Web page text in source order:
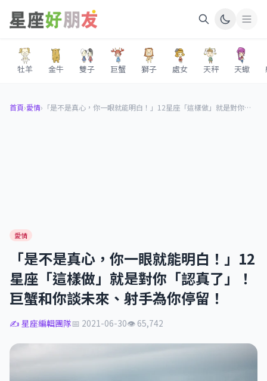
牡羊 金牛 雙子 巨蟹 獅子 處女 天秤 天蠍
首頁›愛情› 「是不是真心，你一眼就能明白！」12星座「這樣做」就是對你「認真了」！巨蟹和你談未來、射手為你停留！
愛情
「是不是真心，你一眼就能明白！」12
星座「這樣做」就是對你「認真了」！
巨蟹和你談未來、射手為你停留！
✍️ 星座編輯團隊📅 2021-06-30👁 65,742